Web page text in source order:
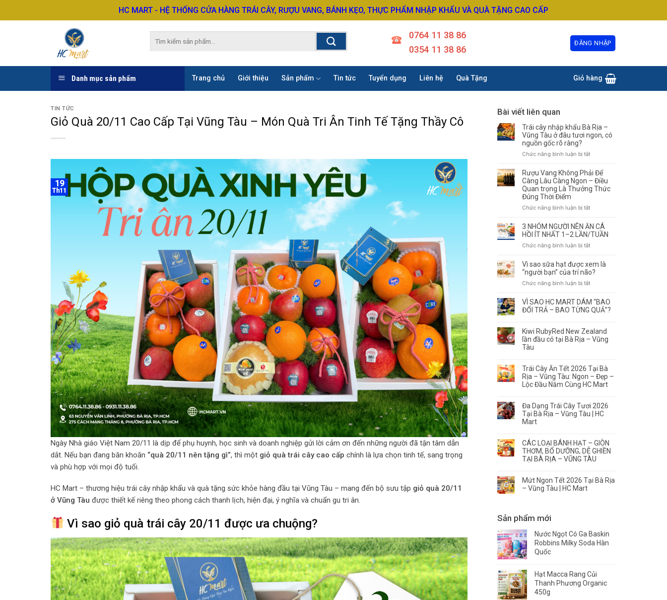
to
HC MART - HỆ THỐNG CỬA HÀNG TRÁI CÂY, RƯỢU VANG, BÁNH KẸO, THỰC PHẨM NHẬP KHẨU VÀ QUÀ TẶNG CAO CẤP
0764 11 38 86
0354 11 38 86
ĐĂNG NHẬP
Danh mục sản phẩm Trang chủ Giới thiệu Sản phẩm Tin tức Tuyển dụng Liên hệ Quà Tặng Giỏ hàng
TIN TỨC
Giỏ Quà 20/11 Cao Cấp Tại Vũng Tàu – Món Quà Tri Ân Tinh Tế Tặng Thầy Cô
19
Th11
Ngày Nhà giáo Việt Nam 20/11 là dịp để phụ huynh, học sinh và doanh nghiệp gửi lời cảm ơn đến những người đã tận tâm dẫn
dắt. Nếu bạn đang băn khoăn “quà 20/11 nên tặng gì”, thì một giỏ quà trái cây cao cấp chính là lựa chọn tinh tế, sang trọng
và phù hợp với mọi độ tuổi.
HC Mart – thương hiệu trái cây nhập khẩu và quà tặng sức khỏe hàng đầu tại Vũng Tàu – mang đến bộ sưu tập giỏ quà 20/11
ở Vũng Tàu được thiết kế riêng theo phong cách thanh lịch, hiện đại, ý nghĩa và chuẩn gu tri ân.
Vì sao giỏ quà trái cây 20/11 được ưa chuộng?
Bài viết liên quan
Trái cây nhập khẩu Bà Rịa –
Vũng Tàu ở đâu tươi ngon, có
nguồn gốc rõ ràng?
Chức năng bình luận bị tắtở
cây
nhập
khẩu
Vũng
Tàu
ở
đâu
ngon,
có
ràng?
Rượu Vang Không Phải Để
Càng Lâu Càng Ngon – Điều
Quan trọng Là Thưởng Thức
Đúng Thời Điểm
Chức năng bình luận bị tắtở
Vang
Không
Để
Lâu
Càng
Ngon
Điều
Quan
Thưởng
Thức
Điểm
3 NHÓM NGƯỜI NÊN ĂN CÁ
HỒI ÍT NHẤT 1–2 LẦN/TUẦN
Chức năng bình luận bị tắtở
NHÓM
NGƯỜI
ĂN
HỒI
ÍT
1–
2
Vì sao sữa hạt được xem là
“người bạn” của trí não?
Chức năng bình luận bị tắtở
sao
sữa
xem
là
của
trí
não?
VÌ SAO HC MART DÁM “BAO
ĐỔI TRẢ – BAO TỪNG QUẢ”?
Kiwi RubyRed New Zealand
lần đầu có tại Bà Rịa – Vũng
Tàu
Trái Cây Ăn Tết 2026 Tại Bà
Rịa – Vũng Tàu: Ngon – Đẹp –
Lộc Đầu Năm Cùng HC Mart
Đa Dạng Trái Cây Tươi 2026
Tại Bà Rịa – Vũng Tàu | HC
Mart
CÁC LOẠI BÁNH HẠT – GIÒN
THƠM, BỔ DƯỠNG, DỄ GHIỀN
TẠI BÀ RỊA – VŨNG TÀU
Mứt Ngon Tết 2026 Tại Bà Rịa
– Vũng Tàu | HC Mart
Sản phẩm mới
Nước Ngọt Có Ga Baskin
Robbins Milky Soda Hàn
Quốc
Hạt Macca Rang Củi
Thanh Phương Organic
450g